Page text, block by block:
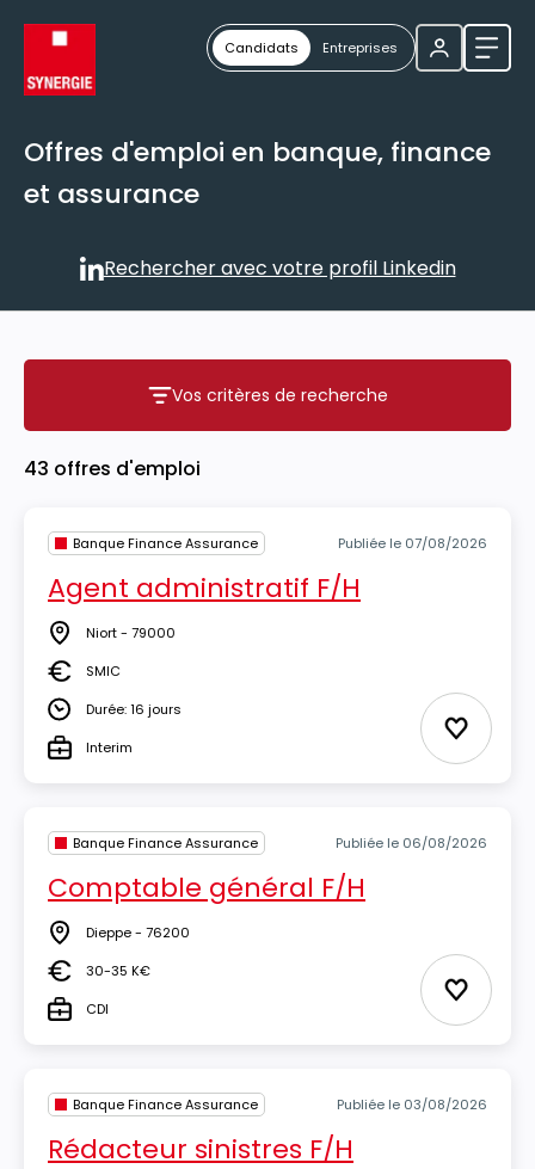
Candidats Entreprises
Offres d'emploi en banque, finance
et assurance
Rechercher avec votre
Rechercher avec votre profil Linkedin
Vos critères de recherche
Vos critères de recherche
43 offres d'emploi
Banque Finance Assurance Publiée le 07/08/2026
Agent administratif F/H
Lieu Niort - 79000
Salaire
SMIC
DuréeDurée: 16 jours
TypeInterim Ajouter
Banque Finance Assurance Publiée le 06/08/2026
Comptable général F/H
Lieu Dieppe - 76200
Salaire30-35 K€
TypeCDI Ajouter
Banque Finance Assurance Publiée le 03/08/2026
Rédacteur sinistres F/H